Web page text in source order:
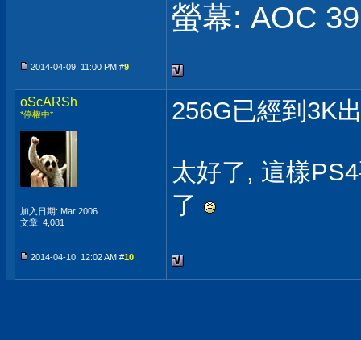
螢幕: AOC
2014-04-09, 11:00 PM #9
oScARSh
*停權中*
加入日期: Mar 2006
文章: 4,081
256G已經到3K
太好了, 這樣
了
2014-04-10, 12:02 AM #10